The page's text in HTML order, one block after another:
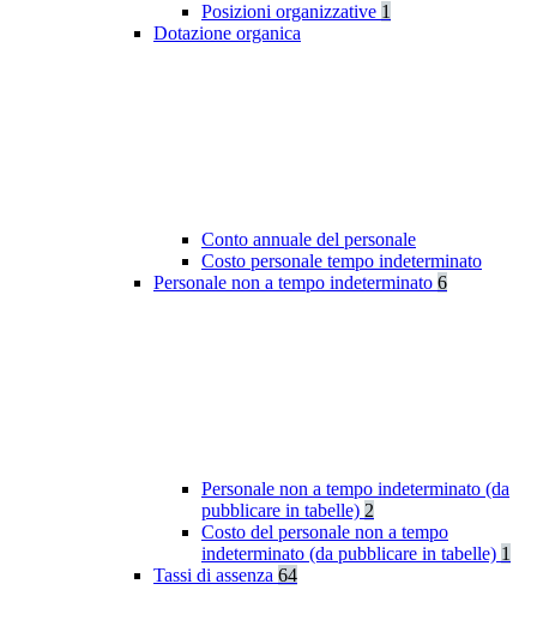
Posizioni organizzative 1
Dotazione organica
Conto annuale del personale
Costo personale tempo indeterminato
Personale non a tempo indeterminato 6
Personale non a tempo indeterminato (da
pubblicare in tabelle) 2
Costo del personale non a tempo
indeterminato (da pubblicare in tabelle) 1
Tassi di assenza 64